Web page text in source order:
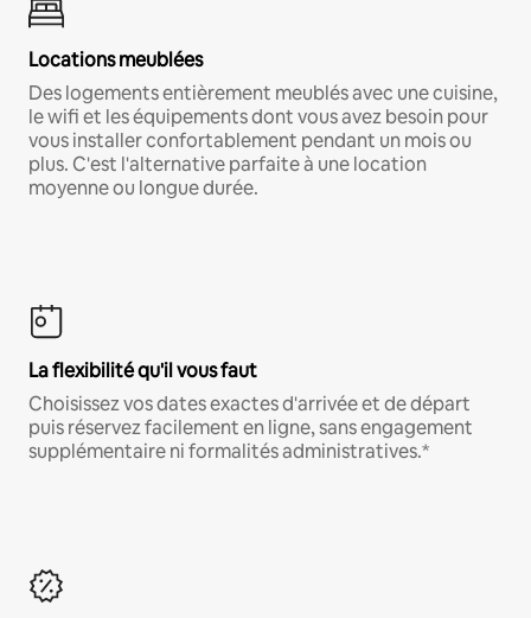
Locations meublées
Des logements entièrement meublés avec une cuisine,
le wifi et les équipements dont vous avez besoin pour
vous installer confortablement pendant un mois ou
plus. C'est l'alternative parfaite à une location
moyenne ou longue durée.
La flexibilité qu'il vous faut
Choisissez vos dates exactes d'arrivée et de départ
puis réservez facilement en ligne, sans engagement
supplémentaire ni formalités administratives.*